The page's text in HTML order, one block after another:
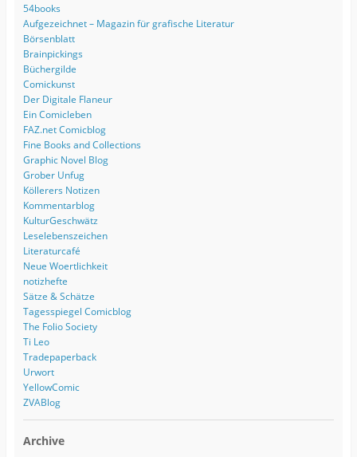
54books
Aufgezeichnet – Magazin für grafische Literatur
Börsenblatt
Brainpickings
Büchergilde
Comickunst
Der Digitale Flaneur
Ein Comicleben
FAZ.net Comicblog
Fine Books and Collections
Graphic Novel Blog
Grober Unfug
Köllerers Notizen
Kommentarblog
KulturGeschwätz
Leselebenszeichen
Literaturcafé
Neue Woertlichkeit
notizhefte
Sätze & Schätze
Tagesspiegel Comicblog
The Folio Society
Ti Leo
Tradepaperback
Urwort
YellowComic
ZVABlog
Archive